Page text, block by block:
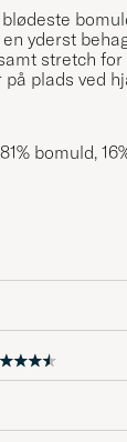
yderst
stretch
på plads ved
81% bomuld,
men